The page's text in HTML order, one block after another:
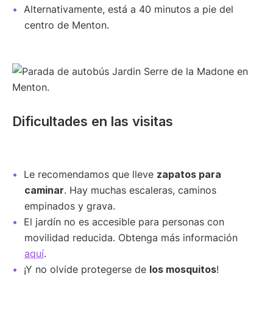
Alternativamente, está a 40 minutos a pie del
centro de Menton.
Dificultades en las visitas
Le recomendamos que lleve zapatos para
caminar. Hay muchas escaleras, caminos
empinados y grava.
El jardín no es accesible para personas con
movilidad reducida. Obtenga más información
aquí.
¡Y no olvide protegerse de los mosquitos!